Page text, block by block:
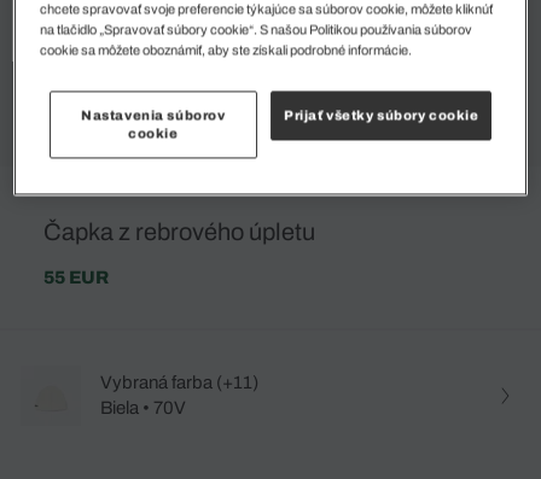
Čapka z rebrového úpletu
55 EUR
Vybraná farba (+11)
Biela • 70V
chcete spravovať svoje preferencie týkajúce sa súborov cookie, môžete kliknúť
na tlačidlo „Spravovať súbory cookie“. S našou Politikou používania súborov
cookie sa môžete oboznámiť, aby ste získali podrobné informácie.
Nastavenia súborov
cookie
Prijať všetky súbory cookie